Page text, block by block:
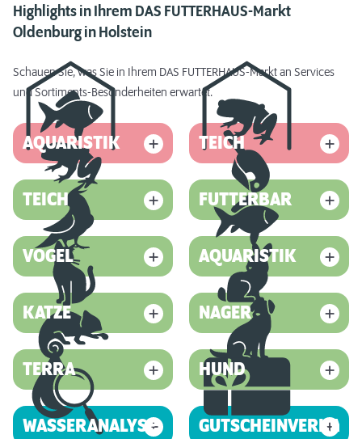
Highlights in Ihrem DAS FUTTERHAUS-Markt
Oldenburg in Holstein
Schauen Sie, was Sie in Ihrem DAS FUTTERHAUS-Markt an Services
und Sortiments-Besonderheiten erwartet.
AQUARISTIK TEICH
TEICH FUTTERBAR
VOGEL AQUARISTIK
KATZE NAGER
TERRA HUND
WASSERANALYSE GUTSCHEINVERKAUF